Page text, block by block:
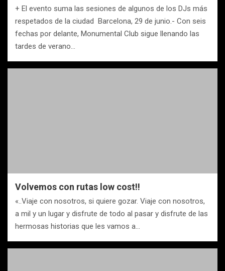
+ El evento suma las sesiones de algunos de los DJs más
respetados de la ciudad Barcelona, 29 de junio.- Con seis
fechas por delante, Monumental Club sigue llenando las
tardes de verano…
Volvemos con rutas low cost!!
«..Viaje con nosotros, si quiere gozar. Viaje con nosotros,
a mil y un lugar y disfrute de todo al pasar y disfrute de las
hermosas historias que les vamos a…